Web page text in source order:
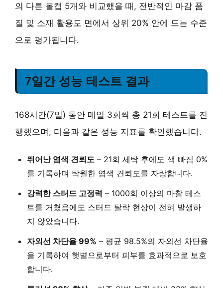
의 다른 볼캡 5개와 비교했을 때, 전반적인 마감 품
질 및 소재 활용도 면에서 상위 20% 안에 드는 수준
으로 평가됩니다.
7일간 성능 테스트 결과
168시간(7일) 동안 매일 3회씩 총 21회 테스트를 진
행했으며, 다음과 같은 성능 지표를 확인했습니다.
뛰어난 염색 견뢰도 – 21회 세탁 후에도 색 빠짐 0%
를 기록하며 탁월한 염색 견뢰도를 자랑합니다.
강력한 스터드 고정력 – 1000회 이상의 마찰 테스
트를 거쳤음에도 스터드 탈락 현상이 전혀 발생하
지 않았습니다.
자외선 차단율 99% – 평균 98.5%의 자외선 차단율
을 기록하여 햇볕으로부터 피부를 효과적으로 보호
합니다.